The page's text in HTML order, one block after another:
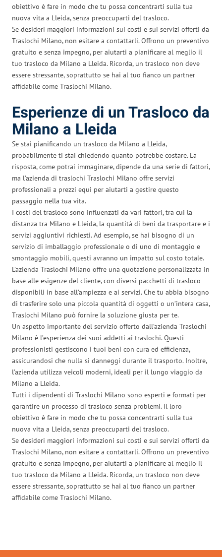
obiettivo è fare in modo che tu possa concentrarti sulla tua
nuova vita a Lleida, senza preoccuparti del trasloco.
Se desideri maggiori informazioni sui costi e sui servizi offerti da
Traslochi Milano, non esitare a contattarli. Offrono un preventivo
gratuito e senza impegno, per aiutarti a pianificare al meglio il
tuo trasloco da Milano a Lleida. Ricorda, un trasloco non deve
essere stressante, soprattutto se hai al tuo fianco un partner
affidabile come Traslochi Milano.
Esperienze di un Trasloco da
Milano a Lleida
Se stai pianificando un trasloco da Milano a Lleida,
probabilmente ti stai chiedendo quanto potrebbe costare. La
risposta, come potrai immaginare, dipende da una serie di fattori,
ma l’azienda di traslochi Traslochi Milano offre servizi
professionali a prezzi equi per aiutarti a gestire questo
passaggio nella tua vita.
I costi del trasloco sono influenzati da vari fattori, tra cui la
distanza tra Milano e Lleida, la quantità di beni da trasportare e i
servizi aggiuntivi richiesti. Ad esempio, se hai bisogno di un
servizio di imballaggio professionale o di uno di montaggio e
smontaggio mobili, questi avranno un impatto sul costo totale.
L’azienda Traslochi Milano offre una quotazione personalizzata in
base alle esigenze del cliente, con diversi pacchetti di trasloco
disponibili in base all’ampiezza e ai servizi. Che tu abbia bisogno
di trasferire solo una piccola quantità di oggetti o un’intera casa,
Traslochi Milano può fornire la soluzione giusta per te.
Un aspetto importante del servizio offerto dall’azienda Traslochi
Milano è l’esperienza dei suoi addetti ai traslochi. Questi
professionisti gestiscono i tuoi beni con cura ed efficienza,
assicurandosi che nulla si danneggi durante il trasporto. Inoltre,
l’azienda utilizza veicoli moderni, ideali per il lungo viaggio da
Milano a Lleida.
Tutti i dipendenti di Traslochi Milano sono esperti e formati per
garantire un processo di trasloco senza problemi. Il loro
obiettivo è fare in modo che tu possa concentrarti sulla tua
nuova vita a Lleida, senza preoccuparti del trasloco.
Se desideri maggiori informazioni sui costi e sui servizi offerti da
Traslochi Milano, non esitare a contattarli. Offrono un preventivo
gratuito e senza impegno, per aiutarti a pianificare al meglio il
tuo trasloco da Milano a Lleida. Ricorda, un trasloco non deve
essere stressante, soprattutto se hai al tuo fianco un partner
affidabile come Traslochi Milano.